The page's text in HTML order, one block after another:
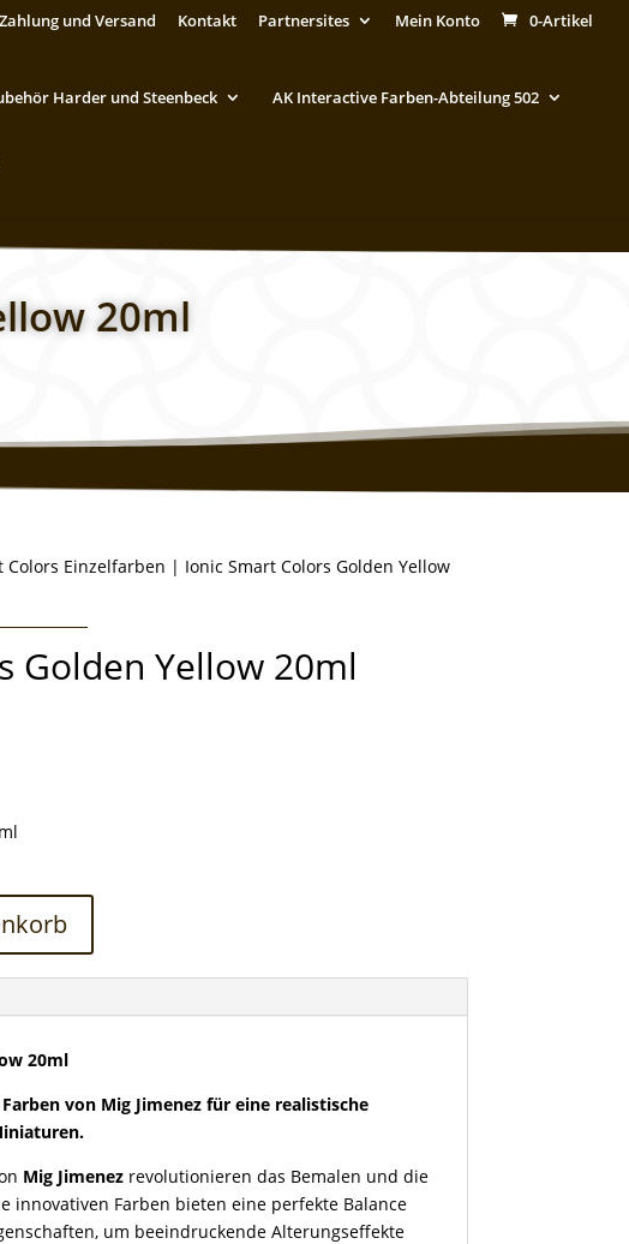
Zahlung und Versand Kontakt Partnersites Mein Konto 0-Artikel
Harder und Steenbeck AK Interactive Farben-Abteilung 502
20ml
Colors Einzelfarben | Ionic Smart Colors Golden Yellow
Golden Yellow 20ml
20ml
von Mig Jimenez für eine realistische
Mig Jimenez revolutionieren das Bemalen und die
innovativen Farben bieten eine perfekte Balance
um beeindruckende Alterungseffekte